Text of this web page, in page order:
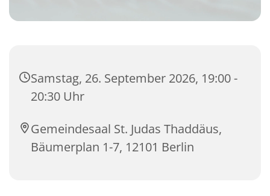
Samstag, 26. September 2026, 19:00 -
20:30 Uhr
Gemeindesaal St. Judas Thaddäus,
Bäumerplan 1-7, 12101 Berlin